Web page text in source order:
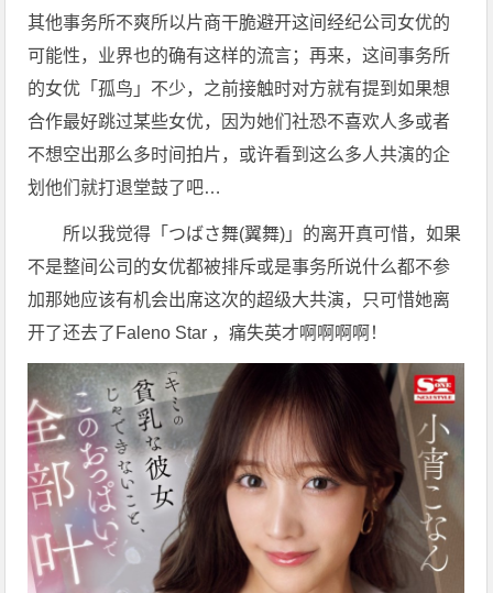
其他事务所不爽所以片商干脆避开这间经纪公司女优的
可能性，业界也的确有这样的流言；再来，这间事务所
的女优「孤鸟」不少，之前接触时对方就有提到如果想
合作最好跳过某些女优，因为她们社恐不喜欢人多或者
不想空出那么多时间拍片，或许看到这么多人共演的企
划他们就打退堂鼓了吧…
所以我觉得「つばさ舞(翼舞)」的离开真可惜，如果
不是整间公司的女优都被排斥或是事务所说什么都不参
加那她应该有机会出席这次的超级大共演，只可惜她离
开了还去了Faleno Star ，痛失英才啊啊啊啊！